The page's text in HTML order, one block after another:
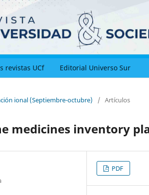
revistas UCf Editorial Universo Sur
ional (Septiembre-octubre) / Artículos
medicines inventory
PDF